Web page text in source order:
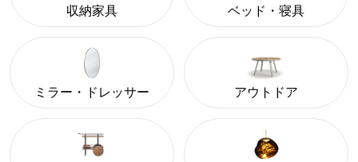
収納家具 ベッド・寝具
ミラー・ドレッサー アウトドア